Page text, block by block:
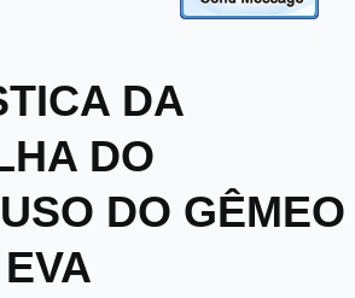
DA
DO
DO GÊMEO